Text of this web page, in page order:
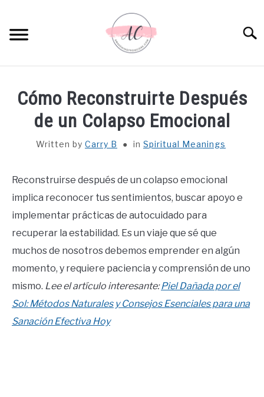
content
SPIRITUAL MEANINGS
DREAM MEANINGS
BIBLICAL MEANINGS
ASTROLOGY
DECOR AND THANKSGIVING IDEAS
CONTACT US
ABOUT US
Cómo Reconstruirte Después
de un Colapso Emocional
Written by Carry B in Spiritual Meanings
Reconstruirse después de un colapso emocional
implica reconocer tus sentimientos, buscar apoyo e
implementar prácticas de autocuidado para
recuperar la estabilidad. Es un viaje que sé que
muchos de nosotros debemos emprender en algún
momento, y requiere paciencia y comprensión de uno
mismo. Lee el artículo interesante:Piel Dañada por el
Sol: Métodos Naturales y Consejos Esenciales para una
Sanación Efectiva Hoy